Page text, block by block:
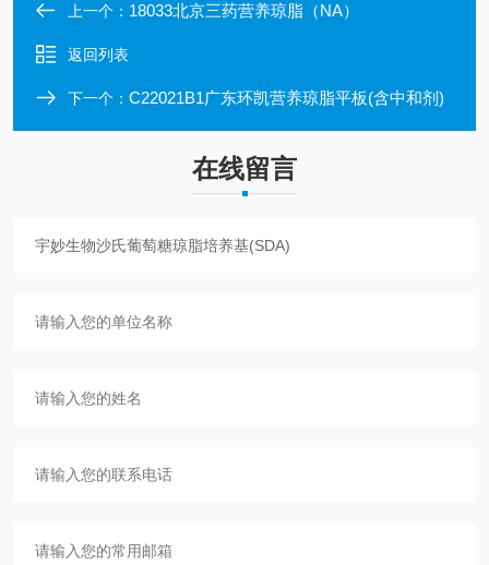
上一个： 18033北京三药营养琼脂（NA）
返回列表
下一个： C22021B1广东环凯营养琼脂平板(含中和剂)
在线留言